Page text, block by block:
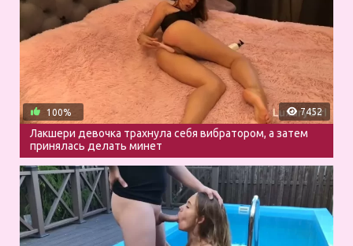
7452
100%
Лакшери девочка трахнула себя вибратором, а затем
принялась делать минет